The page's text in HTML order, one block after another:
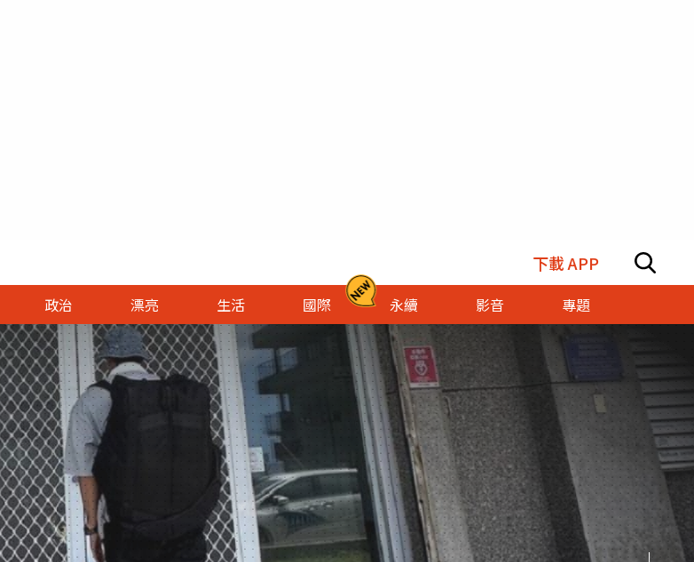
下載 APP
政治 漂亮 生活
生活首頁
綜合
美旅
健康
寵物
運勢
運動
梅酒
國際
國際首頁
最新
大陸
永續
論壇
新聞
影音
影音
專題